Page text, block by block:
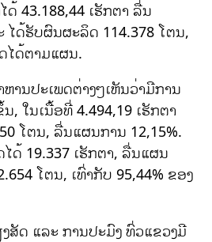
43.188,44 ເຮັກຕາ ລື່ນ
ໄດ້ຮັບຜົນຜະລິດ 114.378 ໂຕນ,
ໄດ້ຕາມແຜນ.
ນປະເພດຕ່າງໆເຫັນວ່າມີການ
, ໃນເນື້ອທີ່ 4.494,19 ເຮັກຕາ
ໂຕນ, ລື່ນແຜນການ 12,15%.
ດ້ 19.337 ເຮັກຕາ, ລື່ນແຜນ
ໂຕນ, ເທົ່າກັບ 95,44% ຂອງ
ສັດ ແລະ ການປະມົງ ທົ່ວແຂວງມີ